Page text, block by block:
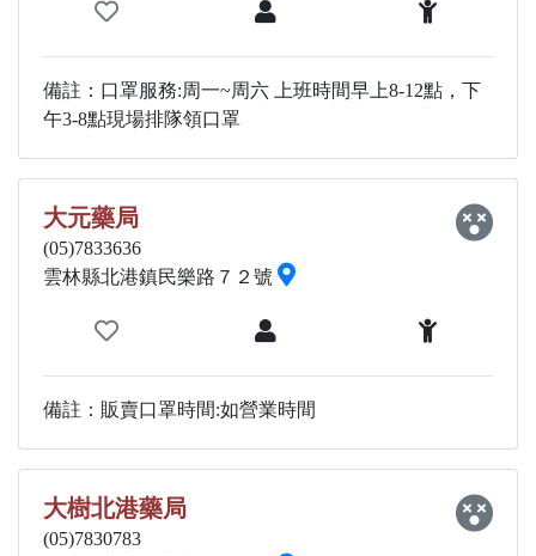
備註：口罩服務:周一~周六 上班時間早上8-12點，下
午3-8點現場排隊領口罩
大元藥局
(05)7833636
雲林縣北港鎮民樂路７２號
備註：販賣口罩時間:如營業時間
大樹北港藥局
(05)7830783